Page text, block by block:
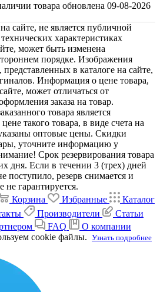
товара обновлена 09-08-2026
сайте, не является публичной
характеристиках
может быть изменена
порядке. Изображения
в каталоге на сайте,
Информация о цене товара,
может отличаться от
заказа на товар.
товара является
такого товара, в виде счета на
оптовые цены. Скидки
уточните информацию у
Срок резервирования товара
дня. Если в течении 3 (трех) дней
поступило, резерв снимается и
не гарантируется.
Корзина Избранные
Каталог
Производители
Статьи
FAQ
О компании
cookie файлы. Узнать подробнее